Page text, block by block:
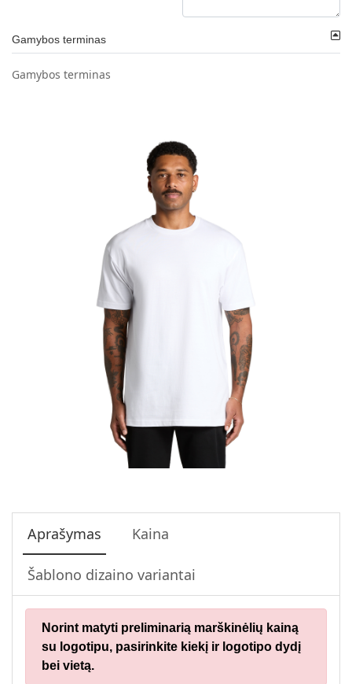
Gamybos terminas
Gamybos terminas
Aprašymas Kaina
Šablono dizaino variantai
Norint matyti preliminarią marškinėlių kainą
su logotipu, pasirinkite kiekį ir logotipo dydį
bei vietą.